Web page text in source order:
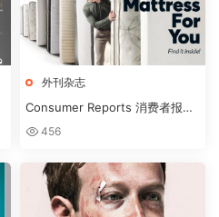
外刊杂志
Consumer Reports 消费者报告
杂志 2018年3月刊下载
456